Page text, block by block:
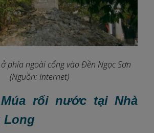
phía ngoài cổng vào Đền Ngọc Sơn
(Nguồn: Internet)
rối nước tại Nhà
Long